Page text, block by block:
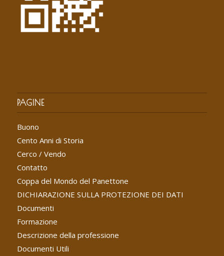
PAGINE
Buono
Cento Anni di Storia
Cerco / Vendo
Contatto
Coppa del Mondo del Panettone
DICHIARAZIONE SULLA PROTEZIONE DEI DATI
Documenti
Formazione
Descrizione della professione
Documenti Utili